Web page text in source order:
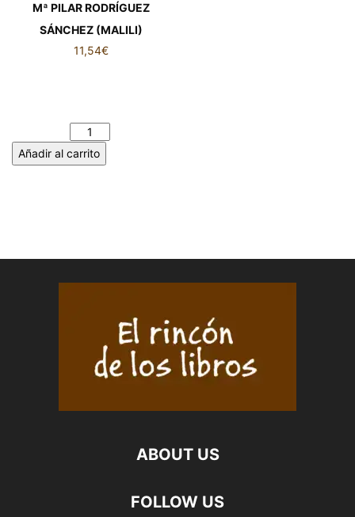
Mª PILAR RODRÍGUEZ
SÁNCHEZ (MALILI)
11,54€
Añadir al carrito
ABOUT US
FOLLOW US